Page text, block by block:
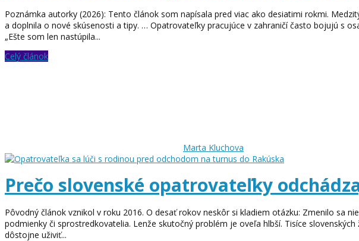
Poznámka autorky (2026): Tento článok som napísala pred viac ako desiatimi rokmi.
a doplnila o nové skúsenosti a tipy. … Opatrovateľky pracujúce v zahraničí často bojujú s
„Ešte som len nastúpila...
Celý článok
Marta Kluchova
Prečo slovenské opatrovateľky
Pôvodný článok vznikol v roku 2016. O desať rokov neskôr si kladiem otázku: Zmenilo sa
podmienky či sprostredkovatelia. Lenže skutočný problém je oveľa hlbší. Tisíce
dôstojne uživiť...